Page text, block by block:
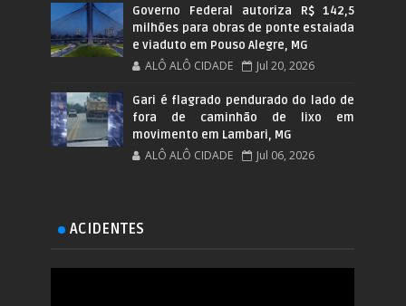
Governo Federal autoriza R$ 142,5
milhões para obras de ponte estaiada
e viaduto em Pouso Alegre, MG
ALÔ ALÔ CIDADE Jul 20, 2026
Gari é flagrado pendurado do lado de
fora de caminhão de lixo em
movimento em Lambari, MG
ALÔ ALÔ CIDADE Jul 06, 2026
ACIDENTES